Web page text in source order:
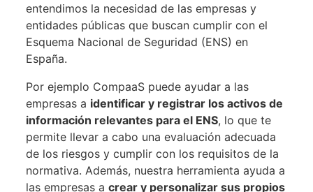
entendimos la necesidad de las empresas y
entidades públicas que buscan cumplir con el
Esquema Nacional de Seguridad (ENS) en
España.
Por ejemplo CompaaS puede ayudar a las
empresas a identificar y registrar los activos de
información relevantes para el ENS, lo que te
permite llevar a cabo una evaluación adecuada
de los riesgos y cumplir con los requisitos de la
normativa. Además, nuestra herramienta ayuda a
las empresas a crear y personalizar sus propios